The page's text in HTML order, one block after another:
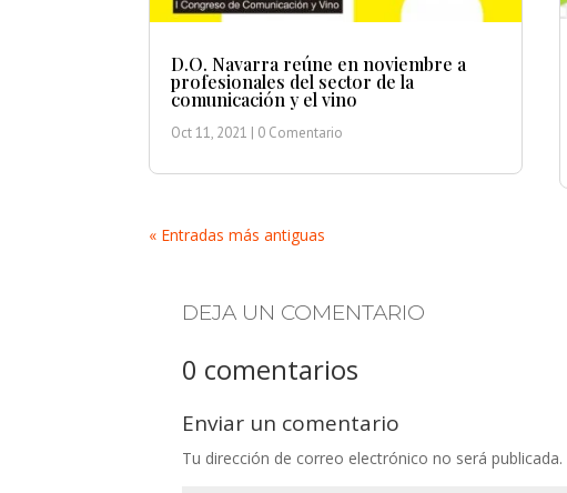
D.O. Navarra reúne en noviembre a
profesionales del sector de la
comunicación y el vino
Oct 11, 2021 | 0 Comentario
« Entradas más antiguas
DEJA UN COMENTARIO
0 comentarios
Enviar un comentario
Tu dirección de correo electrónico no será publicada.